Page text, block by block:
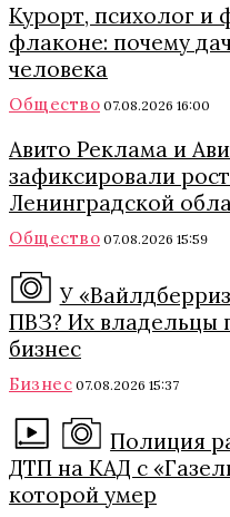
Курорт, психолог и
флаконе: почему
человека
Общество 07.08.2026 16:00
Авито Реклама и
зафиксировали
Ленинградской
Общество 07.08.2026 15:59
У
ПВЗ? Их владельцы
бизнес
Бизнес 07.08.2026 15:37
Полиция
ДТП на КАД с
которой умер